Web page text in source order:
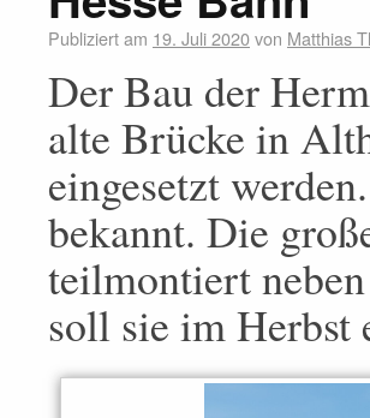
Publiziert am 19. Juli 2020von Matthias
Der Bau der
alte Brücke in
eingesetzt
bekannt. Die
teilmontiert
soll sie im Herbst